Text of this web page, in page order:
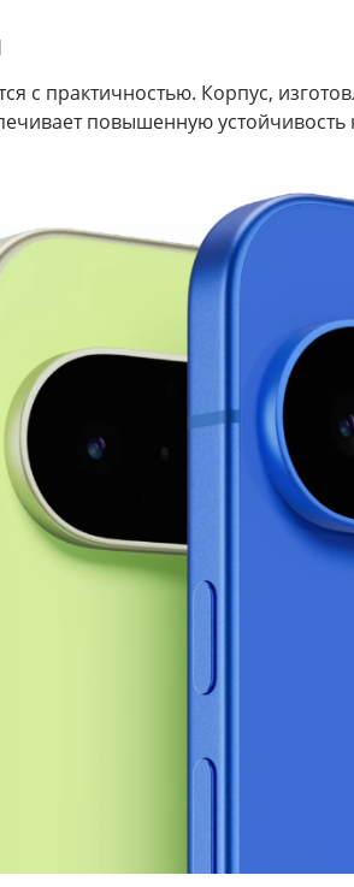
с практичностью. Корпус,
повышенную